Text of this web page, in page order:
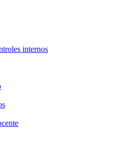
internos